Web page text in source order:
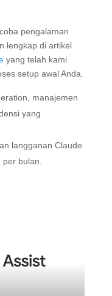
pengalaman
lengkap di artikel
yang telah kami
setup awal Anda.
manajemen
yang
langganan Claude
bulan.